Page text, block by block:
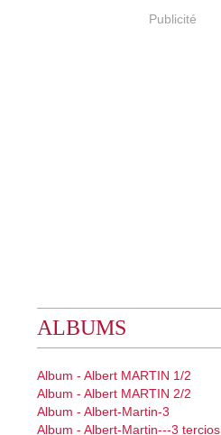
Publicité
ALBUMS
Album - Albert MARTIN 1/2
Album - Albert MARTIN 2/2
Album - Albert-Martin-3
Album - Albert-Martin---3 tercios